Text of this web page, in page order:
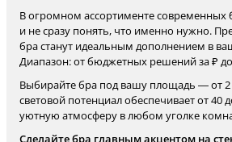
В огромном ассортименте современных
и не сразу понять, что именно нужно.
бра станут идеальным дополнением в
Диапазон: от бюджетных решений за ₽
Выбирайте бра под вашу площадь — от 2
световой потенциал обеспечивает от 40
уютную атмосферу в любом уголке
Сделайте бра главным акцентом на